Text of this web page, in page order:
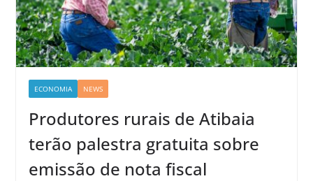
ECONOMIA NEWS
Produtores rurais de Atibaia
terão palestra gratuita sobre
emissão de nota fiscal